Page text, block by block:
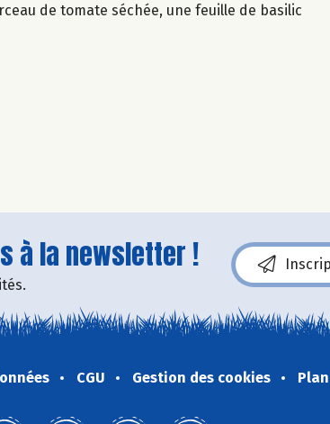
de tomate séchée, une feuille de basilic
à la newsletter !
CGU Gestion des cookies